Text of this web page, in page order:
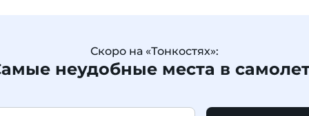
Скоро на «Тонкостях»:
неудобные места в